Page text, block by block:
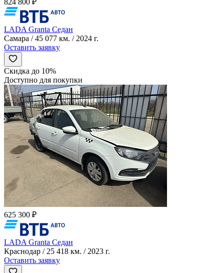
LADA Granta Седан
Самара / 45 077 км. / 2024 г.
Оставить заявку
Скидка до 10%
Доступно для покупки
625 300 ₽
LADA Granta Седан
Краснодар / 25 418 км. / 2023 г.
Оставить заявку